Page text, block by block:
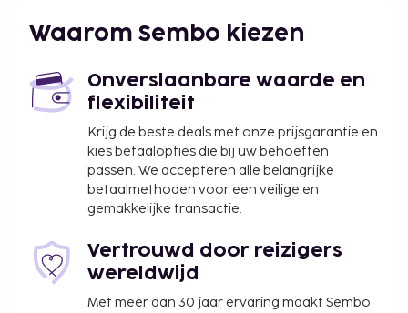
Managementtoeslag: USD 10 per persoon, per
nacht
We hebben alle kosten vermeld die de
accommodatie aan ons heeft doorgegeven.
Je dient vooraf te reserveren voor
massagebehandelingen. Reserveringen kun je
voor je aankomt maken als je contact opneemt
met dit hotel via de gegevens in de
boekingsbevestiging.
In deze accommodatie zijn huisdieren en
assistentiedieren niet toegestaan.
Waarom Sembo kiezen
Onverslaanbare waarde en
flexibiliteit
Krijg de beste deals met onze prijsgarantie en
kies betaalopties die bij uw behoeften
passen. We accepteren alle belangrijke
betaalmethoden voor een veilige en
gemakkelijke transactie.
Vertrouwd door reizigers
wereldwijd
Met meer dan 30 jaar ervaring maakt Sembo